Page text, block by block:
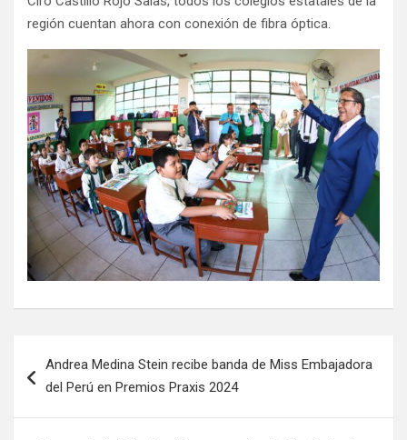
región cuentan ahora con conexión de fibra óptica.
Andrea Medina Stein recibe banda de Miss Embajadora
del Perú en Premios Praxis 2024